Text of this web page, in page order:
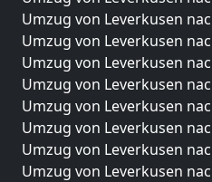
Umzug von Leverkusen
Umzug von Leverkusen
Umzug von Leverkusen
Umzug von Leverkusen
Umzug von Leverkusen
Umzug von Leverkusen
Umzug von Leverkusen
Umzug von Leverkusen